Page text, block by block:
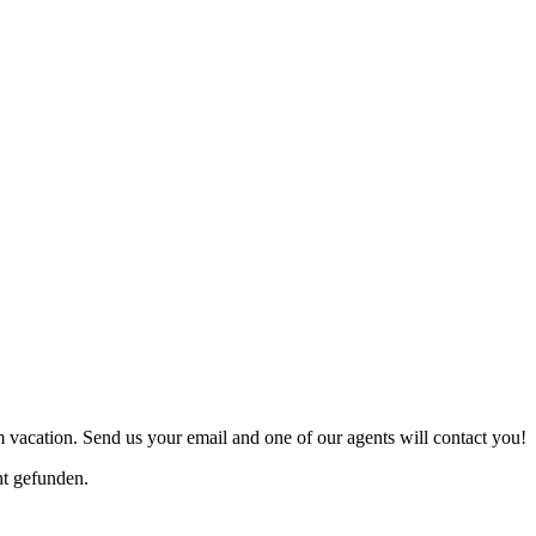
Send us your email and one of our agents will contact you!
gefunden.